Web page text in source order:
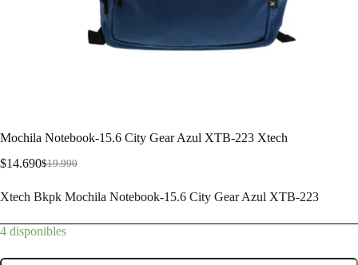
Mochila Notebook-15.6 City Gear Azul XTB-223 Xtech
$19.990
$14.690
Xtech Bkpk Mochila Notebook-15.6 City Gear Azul XTB-223
4 disponibles